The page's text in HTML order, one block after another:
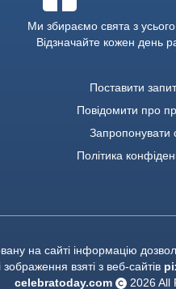
Ми збираємо свята з усього
Відзначайте кожен день
Поставити
Повідомити про
Запропонувати
Політика
на сайті інформацію
зображення взяті з веб-сайтів
celebratoday.com
2026 All